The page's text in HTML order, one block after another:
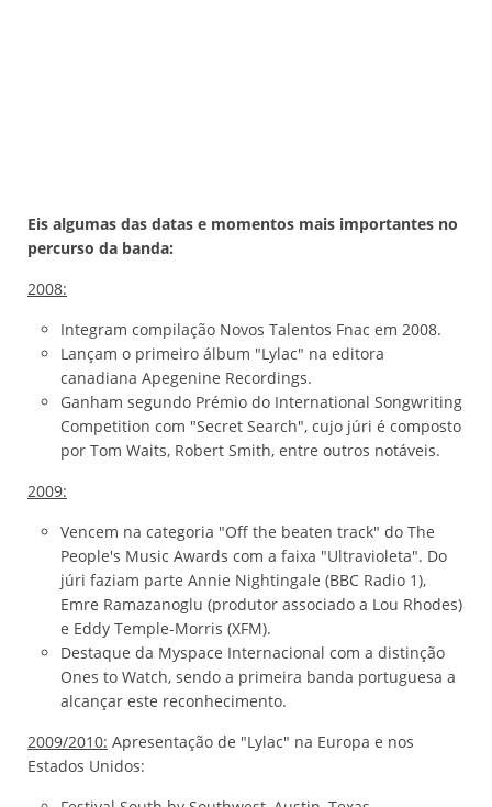
Eis algumas das datas e momentos mais importantes no
percurso da banda:
2008:
Integram compilação Novos Talentos Fnac em 2008.
Lançam o primeiro álbum "Lylac" na editora
canadiana Apegenine Recordings.
Ganham segundo Prémio do International Songwriting
Competition com "Secret Search", cujo júri é composto
por Tom Waits, Robert Smith, entre outros notáveis.
2009:
Vencem na categoria "Off the beaten track" do The
People's Music Awards com a faixa "Ultravioleta". Do
júri faziam parte Annie Nightingale (BBC Radio 1),
Emre Ramazanoglu (produtor associado a Lou Rhodes)
e Eddy Temple-Morris (XFM).
Destaque da Myspace Internacional com a distinção
Ones to Watch, sendo a primeira banda portuguesa a
alcançar este reconhecimento.
2009/2010: Apresentação de "Lylac" na Europa e nos
Estados Unidos: